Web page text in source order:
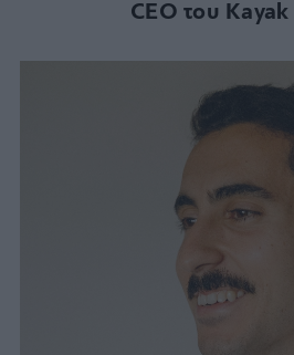
CEO του